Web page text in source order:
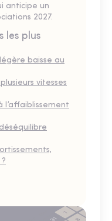
anticipe un
2027.
les plus
baisse au
vitesses
l’affaiblissement